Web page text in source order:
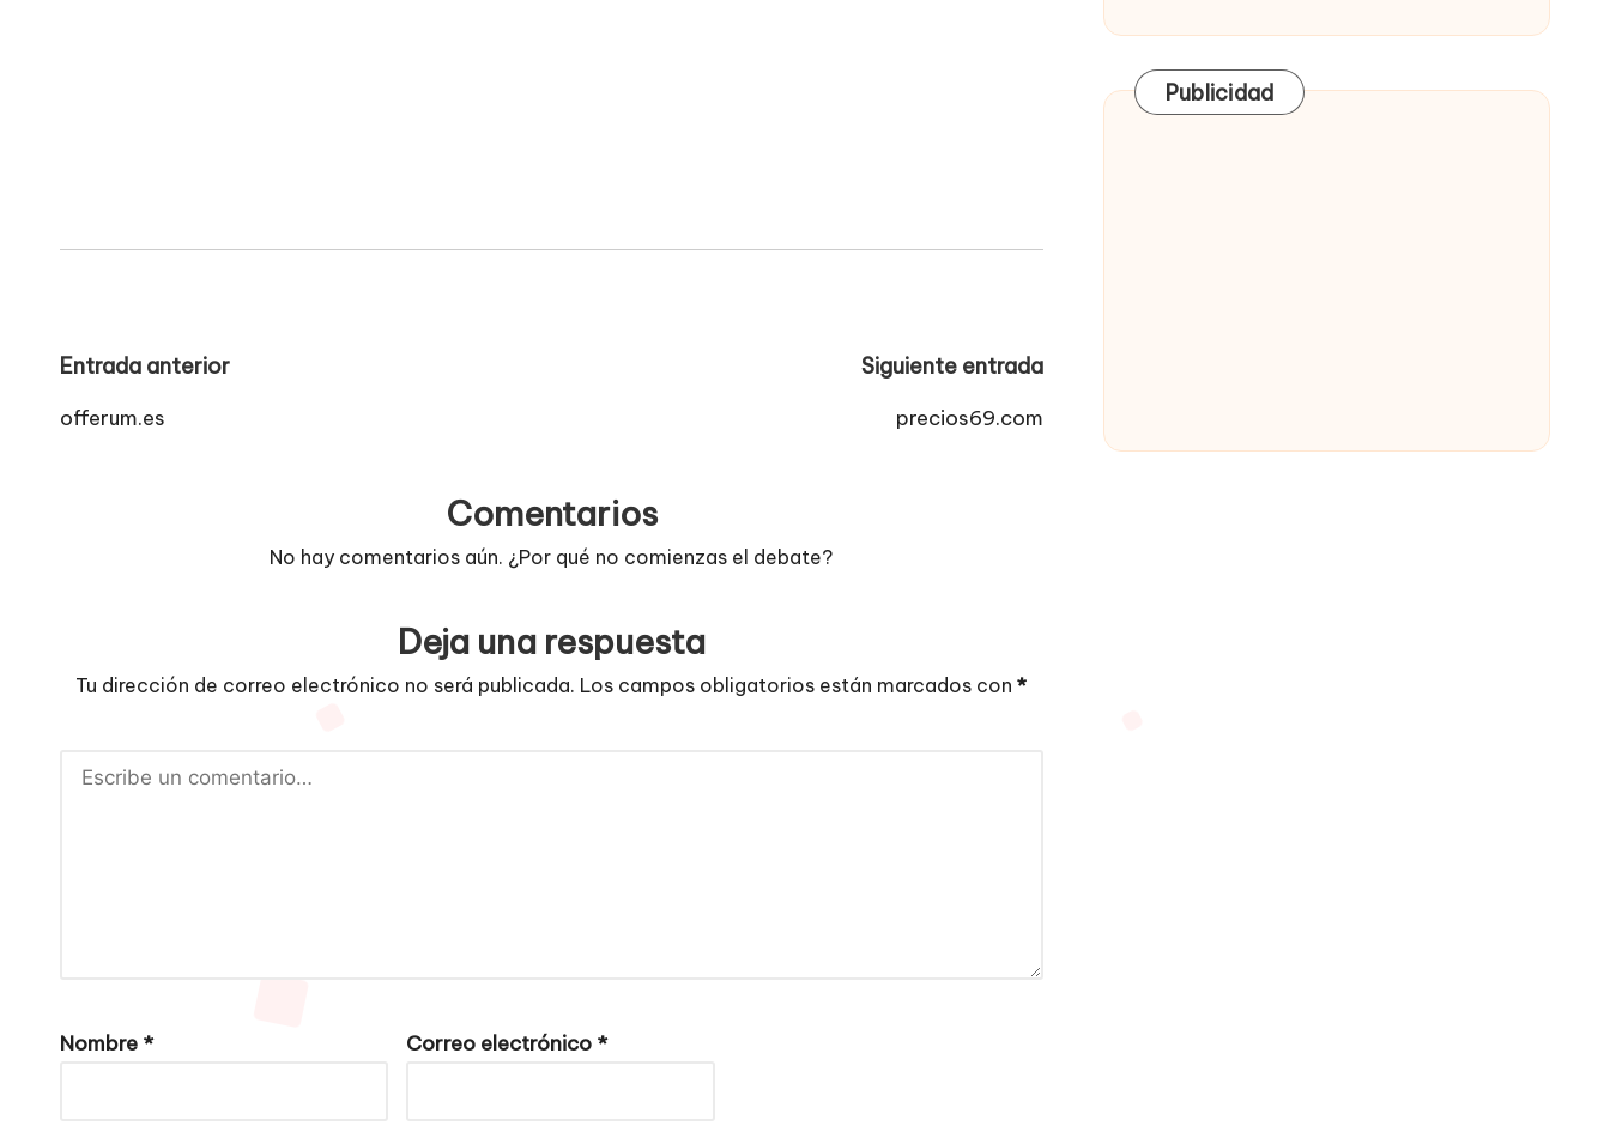
Navegación
de
Entrada anterior
offerum.es
Siguiente entrada
precios69.com
Comentarios
No hay comentarios aún. ¿Por qué no comienzas el debate?
Deja una respuesta
Tu dirección de correo electrónico no será publicada. Los campos obligatorios están marcados con*
Nombre * Correo electrónico *
Publicidad